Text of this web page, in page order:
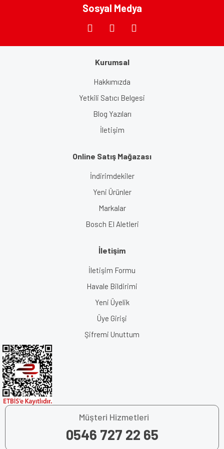
Sosyal Medya
Kurumsal
Hakkımızda
Yetkili Satıcı Belgesi
Blog Yazıları
İletişim
Online Satış Mağazası
İndirimdekiler
Yeni Ürünler
Markalar
Bosch El Aletleri
İletişim
İletişim Formu
Havale Bildirimi
Yeni Üyelik
Üye Girişi
Şifremi Unuttum
Müşteri Hizmetleri
0546 727 22 65